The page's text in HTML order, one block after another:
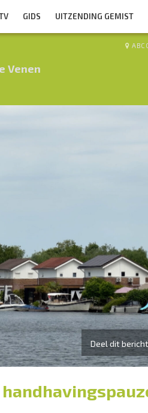
GIDS UITZENDING GEMIST
Venen
Deel dit